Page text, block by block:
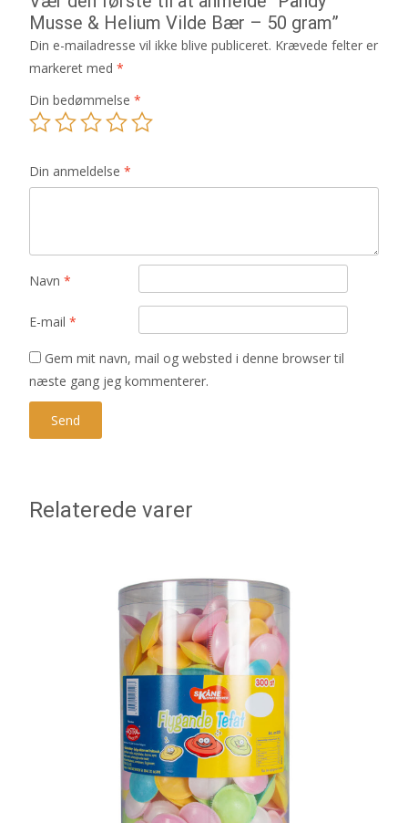
Musse & Helium Vilde Bær – 50 gram”
Din e-mailadresse vil ikke blive publiceret. Krævede felter er
markeret med *
Din bedømmelse *
Din anmeldelse *
Navn *
E-mail *
Gem mit navn, mail og websted i denne browser til
næste gang jeg kommenterer.
Relaterede varer